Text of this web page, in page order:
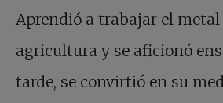
Aprendió a trabajar el
agricultura y se aficionó
tarde, se convirtió en su